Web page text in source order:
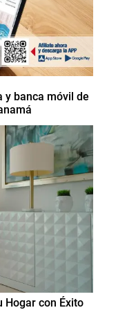
y banca móvil de
Hogar con Éxito